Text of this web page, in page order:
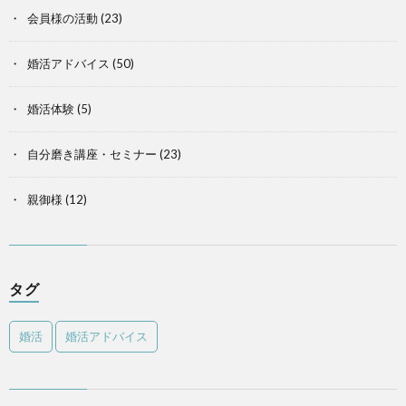
会員様の活動(23)
婚活アドバイス (50)
婚活体験(5)
自分磨き講座・セミナー (23)
親御様 (12)
タグ
婚活 婚活アドバイス